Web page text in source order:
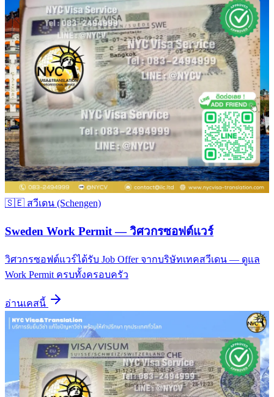
🇸🇪 สวีเดน (Schengen)
Sweden Work Permit — วิศวกรซอฟต์แวร์
วิศวกรซอฟต์แวร์ได้รับ Job Offer จากบริษัทเทคสวีเดน — ดูแล
Work Permit ครบทั้งครอบครัว
อ่านเคสนี้